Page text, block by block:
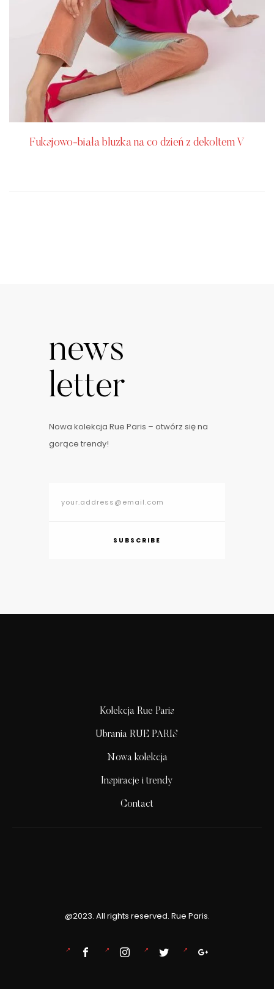
Fuksjowo-biała bluzka na co dzień z dekoltem V
news
letter
Nowa kolekcja Rue Paris – otwórz się na
gorące trendy!
SUBSCRIBE
Kolekcja Rue Paris
Ubrania RUE PARIS
Nowa kolekcja
Inspiracje i trendy
Contact
@2023. All rights reserved. Rue Paris.